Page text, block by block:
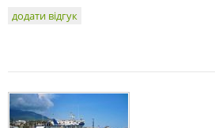
додати відгук